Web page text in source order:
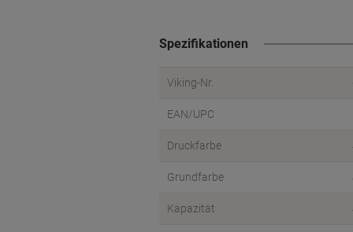
Spezifikationen
Viking-Nr.
EAN/UPC
Druckfarbe
Grundfarbe
Kapazität